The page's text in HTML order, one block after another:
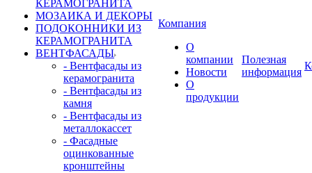
КЕРАМОГРАНИТА
МОЗАИКА И ДЕКОРЫ
ПОДОКОННИКИ ИЗ
КЕРАМОГРАНИТА
ВЕНТФАСАДЫ
- Вентфасады из
керамогранита
- Вентфасады из
камня
- Вентфасады из
металлокассет
- Фасадные
оцинкованные
кронштейны
Компания
О
компании
Новости
О
продукции
Полезная
информация